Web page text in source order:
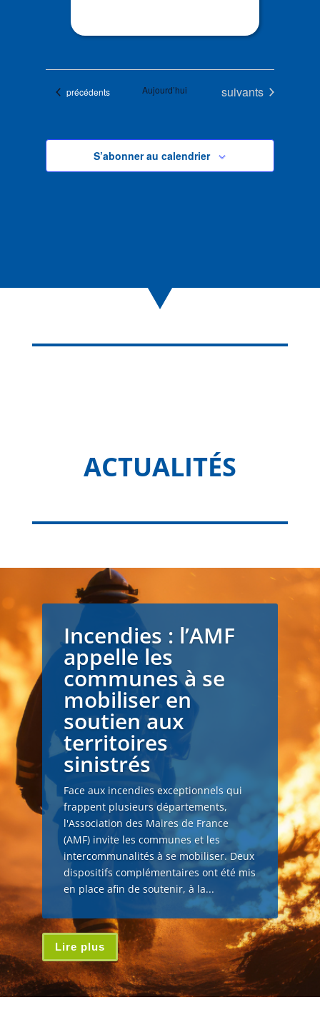
Évènements
précédents Aujourd’hui Évènements
suivants
S’abonner au calendrier
ACTUALITÉS
Incendies : l’AMF
appelle les
communes à se
mobiliser en
soutien aux
territoires
sinistrés
Face aux incendies exceptionnels qui
frappent plusieurs départements,
l'Association des Maires de France
(AMF) invite les communes et les
intercommunalités à se mobiliser. Deux
dispositifs complémentaires ont été mis
en place afin de soutenir, à la...
Lire plus